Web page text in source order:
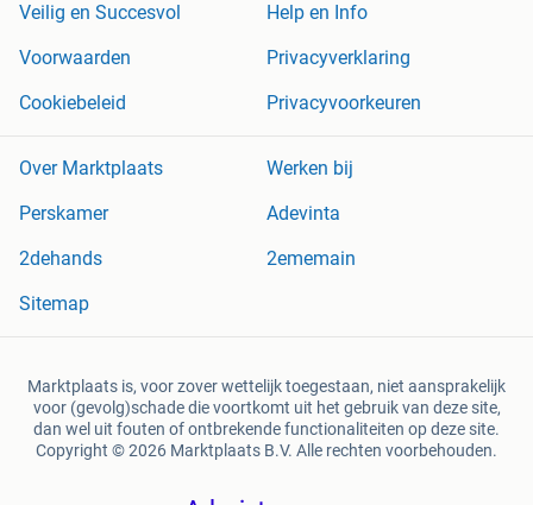
Veilig en Succesvol
Help en Info
Voorwaarden
Privacyverklaring
Cookiebeleid
Privacyvoorkeuren
Over Marktplaats
Werken bij
Perskamer
Adevinta
2dehands
2ememain
Sitemap
Marktplaats is, voor zover wettelijk toegestaan, niet aansprakelijk
voor (gevolg)schade die voortkomt uit het gebruik van deze site,
dan wel uit fouten of ontbrekende functionaliteiten op deze site.
Copyright © 2026 Marktplaats B.V. Alle rechten voorbehouden.